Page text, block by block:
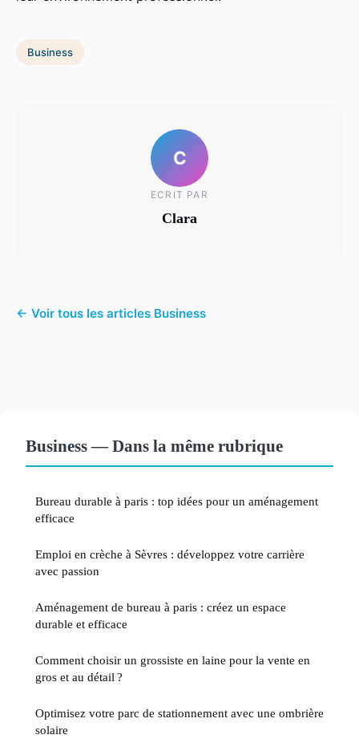
Business
C
ECRIT PAR
Clara
← Voir tous les articles Business
Business — Dans la même rubrique
Bureau durable à paris : top idées pour un aménagement
efficace
Emploi en crèche à Sèvres : développez votre carrière
avec passion
Aménagement de bureau à paris : créez un espace
durable et efficace
Comment choisir un grossiste en laine pour la vente en
gros et au détail ?
Optimisez votre parc de stationnement avec une ombrière
solaire